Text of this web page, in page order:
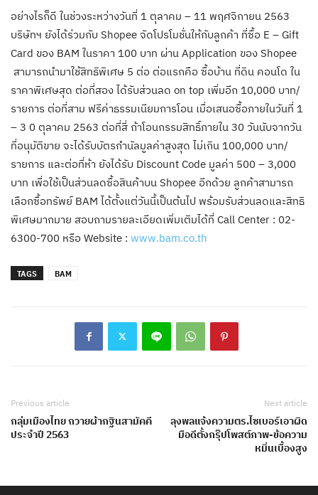
อย่างไรก็ดี ในช่วงระหว่างวันที่ 1 ตุลาคม – 11 พฤศจิกายน 2563
บริษัทฯ ยังได้ร่วมกับ Shopee จัดโปรโมชั่นให้กับลูกค้า ที่ซื้อ E – Gift
Card ของ BAM ในราคา 100 บาท ผ่าน Application ของ Shopee
สามารถนำมาใช้สิทธิพิเศษ 5 ต่อ ต่อแรกคือ ซื้อบ้าน ที่ดิน คอนโด ใน
ราคาพิเศษสุด ต่อที่สอง ได้รับส่วนลด on top เพิ่มอีก 10,000 บาท/
รายการ ต่อที่สาม ฟรีค่าธรรมเนียมการโอน เมื่อเสนอซื้อภายในวันที่ 1
– 3 0 ตุลาคม 2563 ต่อที่สี่ ถ้าโอนกรรมสิทธิ์ภายใน 30 วันนับจากวัน
ที่อนุมัติขาย จะได้รับบัตรกำนัลมูลค่าสูงสุด ไม่เกิน 100,000 บาท/
รายการ และต่อที่ห้า ยังได้รับ Discount Code มูลค่า 500 – 3,000
บาท เพื่อใช้เป็นส่วนลดซื้อสินค้าบน Shopee อีกด้วย ลูกค้าสามารถ
เลือกซื้อทรัพย์ BAM ได้ตั้งแต่วันนี้เป็นต้นไป พร้อมรับส่วนลดและสิทธิ
พิเศษมากมาย สอบถามรายละเอียดเพิ่มเติมได้ที่ Call Center : 02-
6300-700 หรือ Website : www.bam.co.th
TAGS BAM
Previous article
กลุ่มเมืองไทย ถวายผ้ากฐินสามัคคี
ประจำปี 2563
Next article
ลุงพลแจ้งความตร.ไซเบอร์เอาผิด
มือดีตั้งกรุ๊ปโพสต์ภาพ-ข้อความ
หมิ่นเบื้องสูง